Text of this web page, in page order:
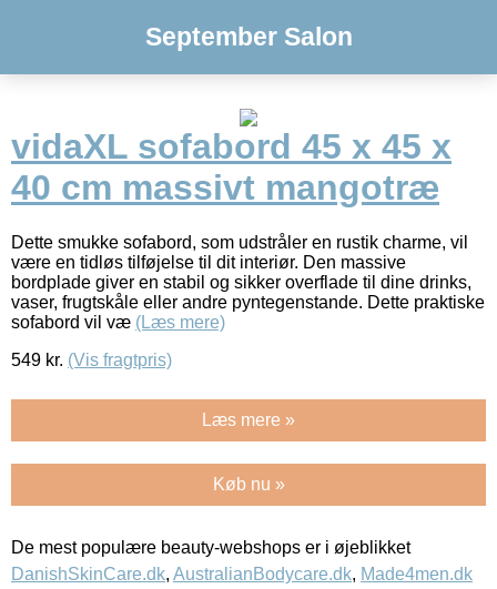
September Salon
vidaXL sofabord 45 x 45 x
40 cm massivt mangotræ
Dette smukke sofabord, som udstråler en rustik charme, vil
være en tidløs tilføjelse til dit interiør. Den massive
bordplade giver en stabil og sikker overflade til dine drinks,
vaser, frugtskåle eller andre pyntegenstande. Dette praktiske
sofabord vil væ (Læs mere)
549 kr. (Vis fragtpris)
Læs mere »
Køb nu »
De mest populære beauty-webshops er i øjeblikket
DanishSkinCare.dk, AustralianBodycare.dk, Made4men.dk